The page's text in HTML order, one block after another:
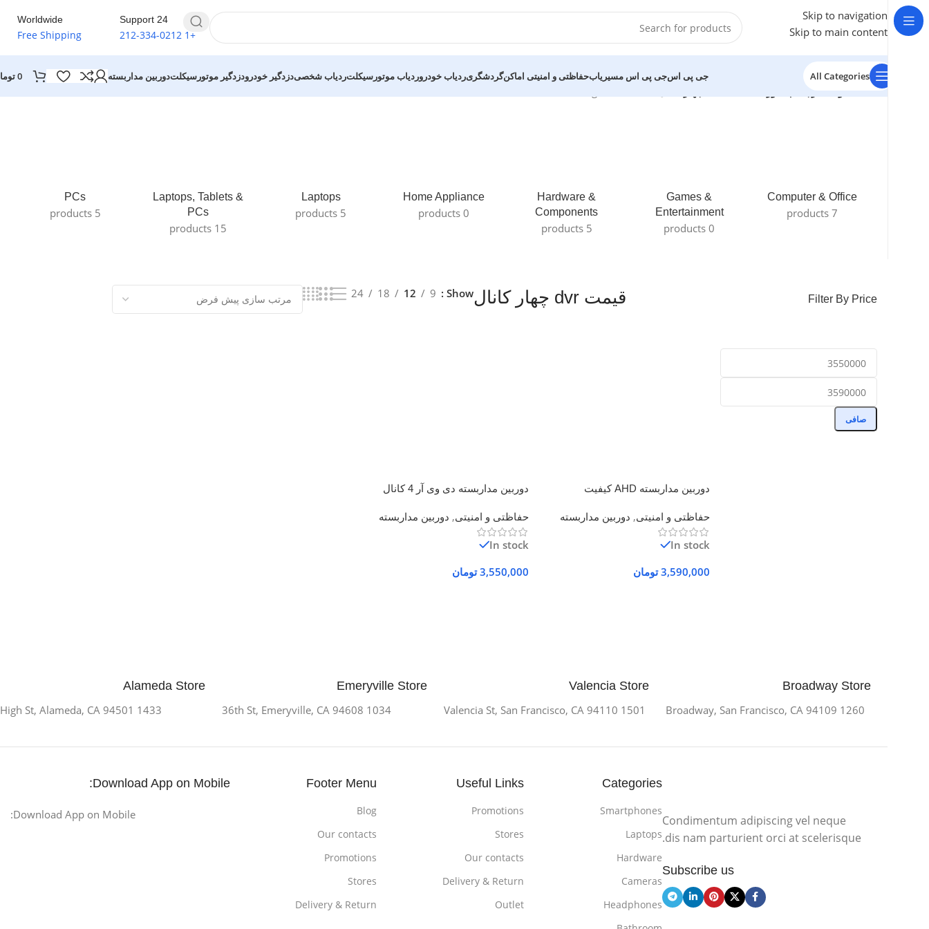
Skip to navigation
Skip to main content
24 Support
+1 212-334-0212
Worldwide
Free Shipping
All Categories جی پی اسجی پی اس مسیریابحفاظتی و امنیتی اماکنگردشگریردیاب خودروردیاب موتورسیکلتردیاب شخصیدزدگیر خودرودزدگیر موتورسیکلتدوربین مداربسته 0
خانه/محصولات برچسب خورده “قیمت dvr چهار کانال”
Computer & Office
7 products
Games &
Entertainment
0 products
Hardware &
Components
5 products
Home Appliance
0 products
Laptops
5 products
Laptops, Tablets &
PCs
15 products
PCs
5 products
Filter By Price
صافی
قیمت dvr چهار کانال Show
9
12
18
24
دوربین مداربسته AHD کیفیت
حفاظتی و امنیتی, دوربین مداربسته
In stock
3,590,000 تومان
دوربین مداربسته دی وی آر 4 کانال
حفاظتی و امنیتی, دوربین مداربسته
In stock
3,550,000 تومان
Broadway Store
1260 Broadway, San Francisco, CA 94109
Valencia Store
1501 Valencia St, San Francisco, CA 94110
Emeryville Store
1034 36th St, Emeryville, CA 94608
Alameda Store
1433 High St, Alameda, CA 94501
Condimentum adipiscing vel neque
dis nam parturient orci at scelerisque.
Subscribe us
Categories
Smartphones
Laptops
Hardware
Cameras
Headphones
Useful Links
Promotions
Stores
Our contacts
Delivery & Return
Outlet
Footer Menu
Blog
Our contacts
Promotions
Stores
Delivery & Return
Download App on Mobile:
Download App on Mobile: